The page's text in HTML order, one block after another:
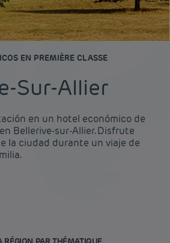
EN PREMIÈRE CLASSE
Sur-Allier
en un hotel económico de
Bellerive-sur-Allier. Disfrute
la ciudad durante un viaje de